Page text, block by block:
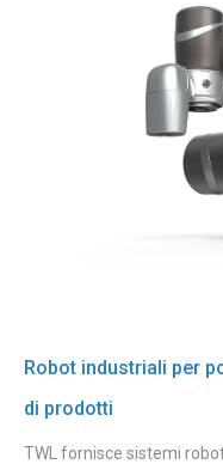
Robot industriali per
di prodotti
TWL fornisce sistemi